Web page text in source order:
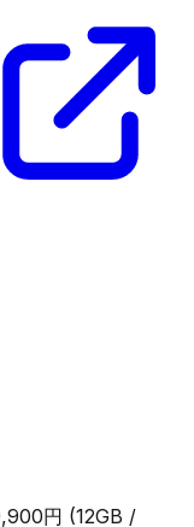
円 (12GB /